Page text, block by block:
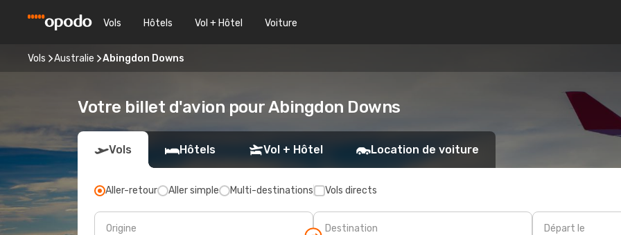
Vols Hôtels Vol + Hôtel Voiture
Vols Australie Abingdon Downs
Votre billet d'avion pour Abingdon Downs
Vols Hôtels Vol + Hôtel Location de voiture
Aller-retour Aller simple Multi-destinations Vols directs
Origine Destination Départ le